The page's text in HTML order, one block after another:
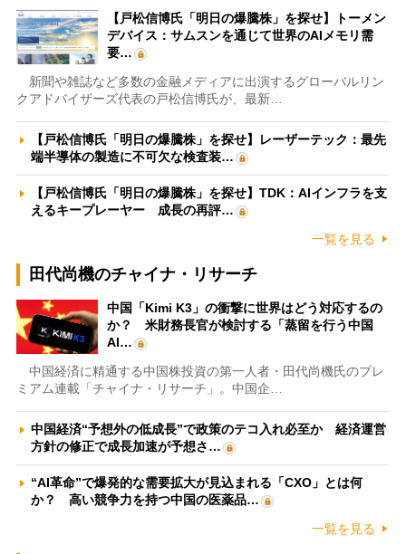
【戸松信博氏「明日の爆騰株」を探せ】トーメン
デバイス：サムスンを通じて世界のAIメモリ需
要…
新聞や雑誌など多数の金融メディアに出演するグローバルリン
クアドバイザーズ代表の戸松信博氏が、最新…
【戸松信博氏「明日の爆騰株」を探せ】レーザーテック：最先
端半導体の製造に不可欠な検査装…
【戸松信博氏「明日の爆騰株」を探せ】TDK：AIインフラを支
えるキープレーヤー 成長の再評…
一覧を見る
田代尚機のチャイナ・リサーチ
中国「Kimi K3」の衝撃に世界はどう対応するの
か？ 米財務長官が検討する「蒸留を行う中国
AI…
中国経済に精通する中国株投資の第一人者・田代尚機氏のプレ
ミアム連載「チャイナ・リサーチ」。中国企…
中国経済“予想外の低成長”で政策のテコ入れ必至か 経済運営
方針の修正で成長加速が予想さ…
“AI革命”で爆発的な需要拡大が見込まれる「CXO」とは何
か？ 高い競争力を持つ中国の医薬品…
一覧を見る